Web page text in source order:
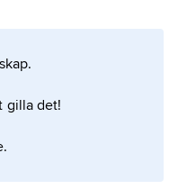
hastighet
gilla det!